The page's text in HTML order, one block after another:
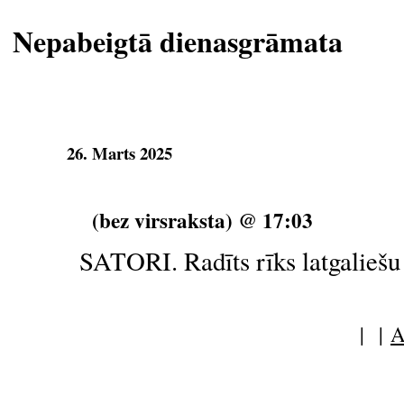
Nepabeigtā dienasgrāmata
26. Marts 2025
(bez virsraksta) @ 17:03
SATORI. Radīts rīks
| |